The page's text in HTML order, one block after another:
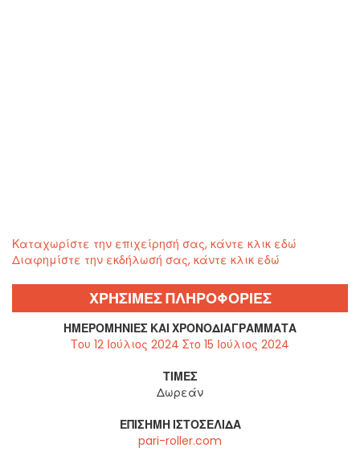
Καταχωρίστε την επιχείρησή σας, κάντε κλικ εδώ
Διαφημίστε την εκδήλωσή σας, κάντε κλικ εδώ
ΧΡΗΣΙΜΕΣ ΠΛΗΡΟΦΟΡΙΕΣ
ΗΜΕΡΟΜΗΝΊΕΣ ΚΑΙ ΧΡΟΝΟΔΙΑΓΡΆΜΜΑΤΑ
Του 12 Ιούλιος 2024 Στο 15 Ιούλιος 2024
ΤΙΜΈΣ
Δωρεάν
ΕΠΊΣΗΜΗ ΙΣΤΟΣΕΛΊΔΑ
pari-roller.com